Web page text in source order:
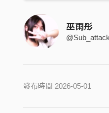
巫雨彤
發布時間 2026-05-01